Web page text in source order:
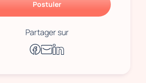
Postuler
Partager sur